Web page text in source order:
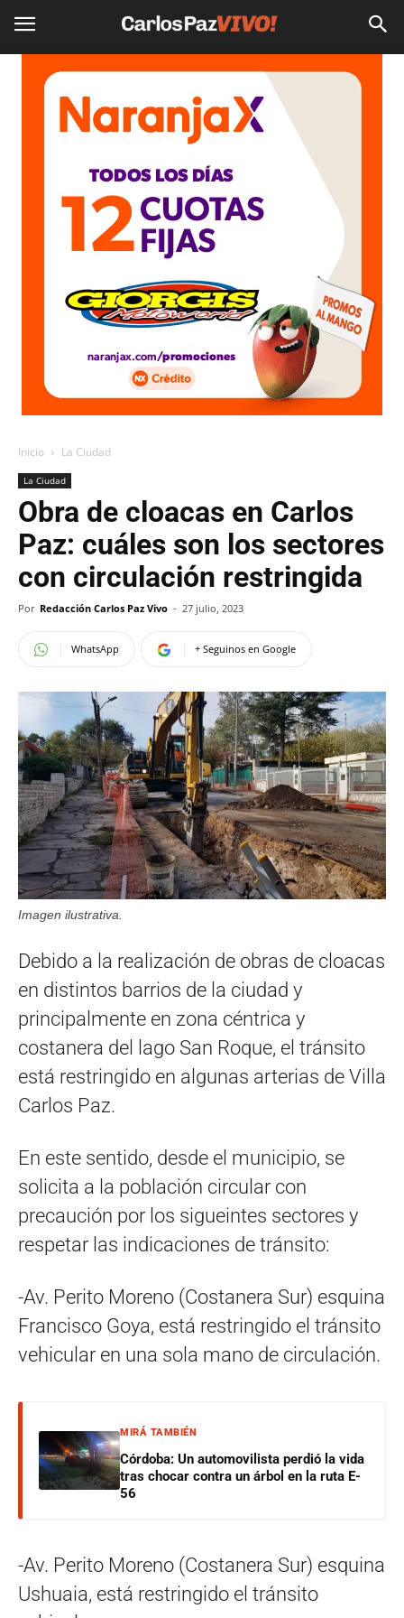
Inicio La Ciudad
La Ciudad
Obra de cloacas en Carlos
Paz: cuáles son los sectores
con circulación restringida
Por Redacción Carlos Paz Vivo - 27 julio, 2023
WhatsApp + Seguinos en Google
Imagen ilustrativa.
Debido a la realización de obras de cloacas
en distintos barrios de la ciudad y
principalmente en zona céntrica y
costanera del lago San Roque, el tránsito
está restringido en algunas arterias de Villa
Carlos Paz.
En este sentido, desde el municipio, se
solicita a la población circular con
precaución por los sigueintes sectores y
respetar las indicaciones de tránsito:
-Av. Perito Moreno (Costanera Sur) esquina
Francisco Goya, está restringido el tránsito
vehicular en una sola mano de circulación.
MIRÁ TAMBIÉN
Córdoba: Un automovilista perdió la vida
tras chocar contra un árbol en la ruta E-
56
-Av. Perito Moreno (Costanera Sur) esquina
Ushuaia, está restringido el tránsito